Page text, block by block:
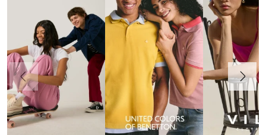
Ankstesnis Toliau